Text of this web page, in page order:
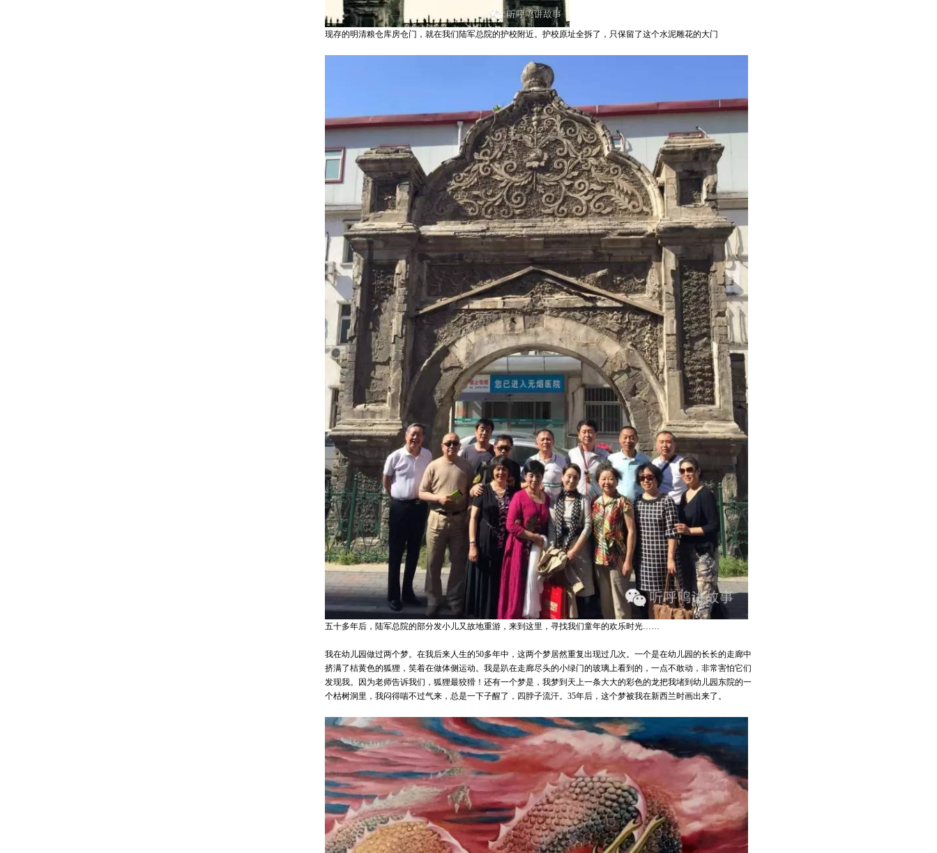
现存的明清粮仓库房仓门，就在我们陆军总院的护校附近。护校原址全拆了，只保留了这个水泥雕花的大门
五十多年后，陆军总院的部分发小儿又故地重游，来到这里，寻找我们童年的欢乐时光……
我在幼儿园做过两个梦。在我后来人生的50多年中，这两个梦居然重复出现过几次。一个是在幼儿园的长长的走廊中
挤满了桔黄色的狐狸，笑着在做体侧运动。我是趴在走廊尽头的小绿门的玻璃上看到的，一点不敢动，非常害怕它们
发现我。因为老师告诉我们，狐狸最狡猾！还有一个梦是，我梦到天上一条大大的彩色的龙把我堵到幼儿园东院的一
个枯树洞里，我闷得喘不过气来，总是一下子醒了，四脖子流汗。35年后，这个梦被我在新西兰时画出来了。